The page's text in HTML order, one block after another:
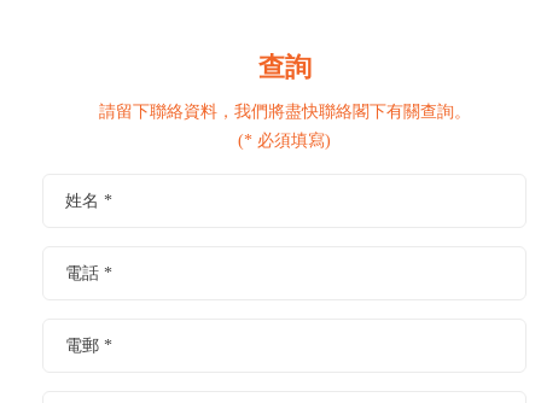
查詢
請留下聯絡資料，我們將盡快聯絡閣下有關查詢。
(* 必須填寫)